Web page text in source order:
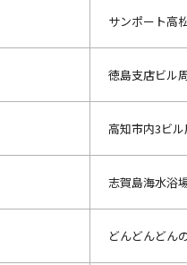
サンポート高
徳島支店ビル
高知市内3ビル
志賀島海水浴
どんどんどん